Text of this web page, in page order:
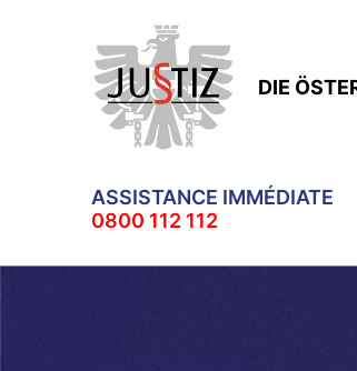
DIE
ASSISTANCE IMMÉDIATE
0800 112 112